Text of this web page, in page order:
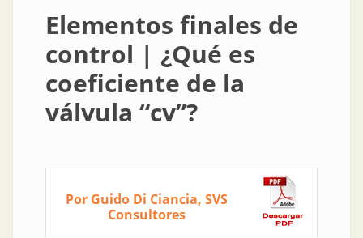
Elementos finales de
control | ¿Qué es
coeficiente de la
válvula “cv”?
Por Guido Di Ciancia, SVS
Consultores